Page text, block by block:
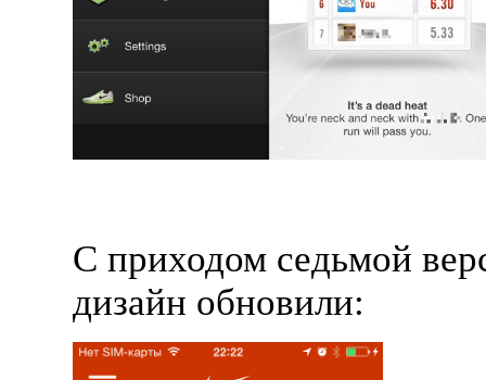
С приходом седьмой
дизайн обновили: